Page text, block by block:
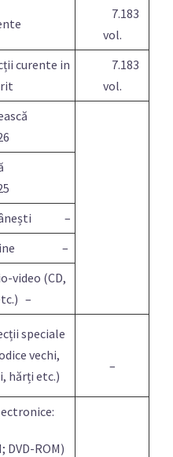
7.183
vol.
curente in
7.183
vol.
–
–
video (CD,
–
speciale
vechi,
hărți etc.)
–
ROM)